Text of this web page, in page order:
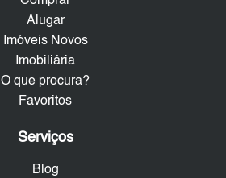
Alugar
Imóveis Novos
Imobiliária
O que procura?
Favoritos
Serviços
Blog